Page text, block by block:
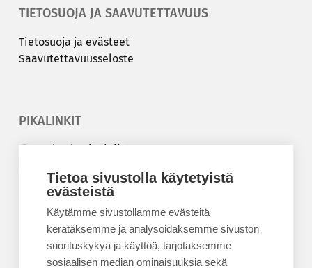
Tietoa sivustolla käytetyistä
evästeistä
Käytämme sivustollamme evästeitä
kerätäksemme ja analysoidaksemme sivuston
suorituskykyä ja käyttöä, tarjotaksemme
sosiaalisen median ominaisuuksia sekä
TIETOSUOJA JA SAAVUTETTAVUUS
Tie­to­suo­ja ja eväs­teet
Saa­vu­tet­ta­vuus­se­los­te
PIKALINKIT
Korkeakouluyhdistys
Kesäyliopisto
Epanet
BLOGIT
Kesäyliopiston blogi